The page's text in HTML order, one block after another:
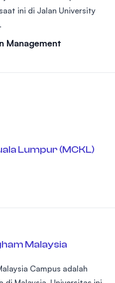
ini di Jalan University
Management
Lumpur (MCKL)
Malaysia
Campus adalah